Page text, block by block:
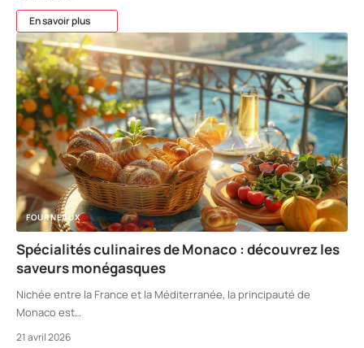
En savoir plus
FOURNEAUX
Spécialités culinaires de Monaco : découvrez les
saveurs monégasques
Nichée entre la France et la Méditerranée, la principauté de
Monaco est…
21 avril 2026